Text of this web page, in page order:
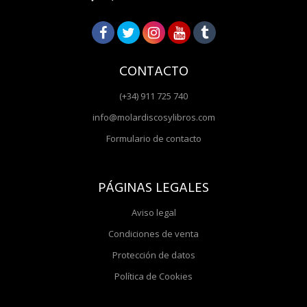
CONTACTO
(+34) 911 725 740
info@molardiscosylibros.com
Formulario de contacto
PÁGINAS LEGALES
Aviso legal
Condiciones de venta
Protección de datos
Política de Cookies